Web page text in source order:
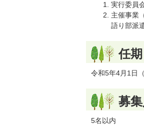
実行委員
主催事業
語り部派
任期
令和5年4月1日
募
5名以内